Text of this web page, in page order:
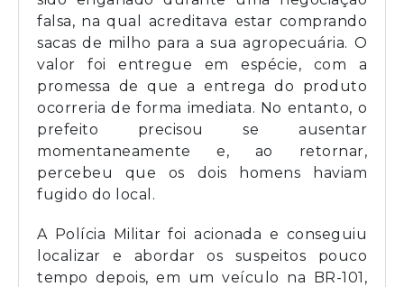
falsa, na qual acreditava estar comprando
sacas de milho para a sua agropecuária. O
valor foi entregue em espécie, com a
promessa de que a entrega do produto
ocorreria de forma imediata. No entanto, o
prefeito precisou se ausentar
momentaneamente e, ao retornar,
percebeu que os dois homens haviam
fugido do local.
A Polícia Militar foi acionada e conseguiu
localizar e abordar os suspeitos pouco
tempo depois, em um veículo na BR-101,